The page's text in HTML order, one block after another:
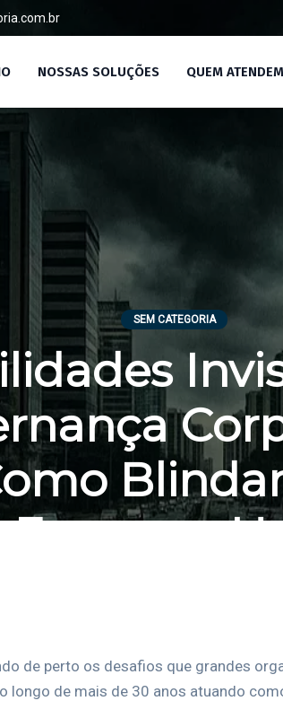
NOSSAS SOLUÇÕES QUEM
SEM CATEGORIA
Empresa
de perto os desafios que grandes
longo de mais de 30 anos atuando